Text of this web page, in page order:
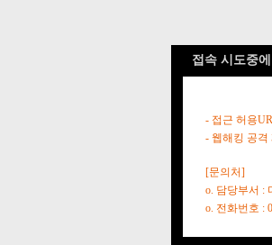
접속 시도중
- 접근 허용
- 웹해킹 공격
[문의처]
o. 담당부서 :
o. 전화번호 :